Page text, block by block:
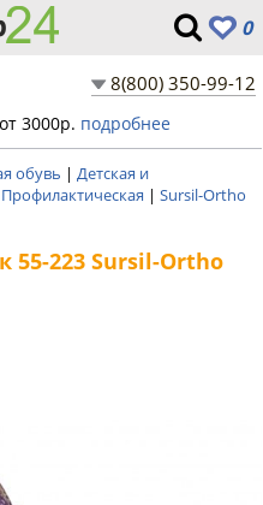
0
8(800) 350-99-12
3000р. подробнее
обувь | Детская и
Профилактическая | Sursil-Ortho
55-223 Sursil-Ortho